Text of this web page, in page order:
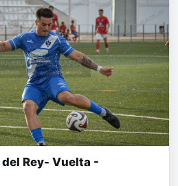
Rey- Vuelta -